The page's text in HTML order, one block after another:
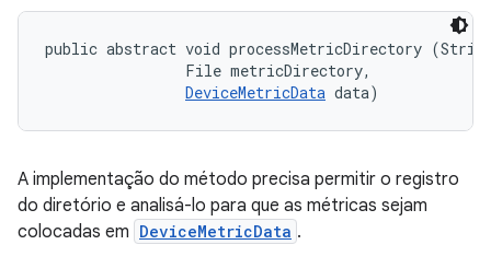
public abstract void processMetricDirectory
                File metricDirectory,
DeviceMetricData data)
A implementação do método precisa permitir o registro
do diretório e analisá-lo para que as métricas sejam
colocadas em DeviceMetricData .